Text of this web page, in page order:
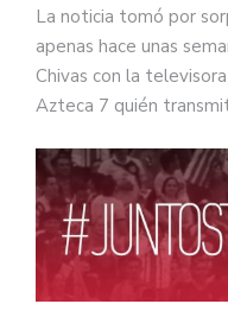
La noticia tomó por
apenas hace unas
Chivas con la
Azteca 7 quién